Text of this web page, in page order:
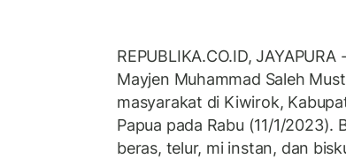
REPUBLIKA.CO.ID,
Mayjen Muhammad Saleh
masyarakat di Kiwirok,
Papua pada Rabu (11/1/
beras, telur, mi instan, dan